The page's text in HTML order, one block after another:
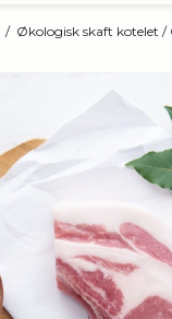
/ Økologisk skaft kotelet /